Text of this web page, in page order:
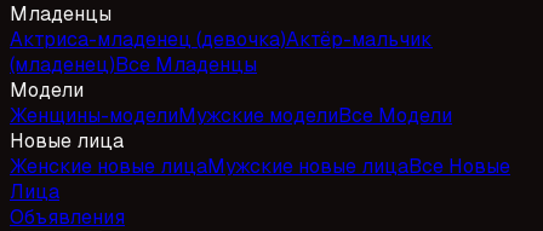
Младенцы
Актриса-младенец (девочка)Актёр-мальчик
(младенец)Все Младенцы
Модели
Женщины-моделиМужские моделиВсе Модели
Новые лица
Женские новые лицаМужские новые лицаВсе Новые
Лица
Объявления